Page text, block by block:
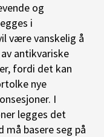
og
i
være vanskelig å
antikvariske
fordi det kan
nye
I
legges det
basere seg på